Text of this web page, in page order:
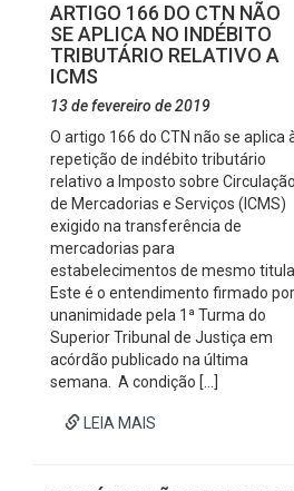
ARTIGO 166 DO CTN NÃO
SE APLICA NO INDÉBITO
TRIBUTÁRIO RELATIVO A
ICMS
13 de fevereiro de 2019
O artigo 166 do CTN não se aplica
repetição de indébito tributário
relativo a Imposto sobre Circulação
de Mercadorias e Serviços (ICMS)
exigido na transferência de
mercadorias para
estabelecimentos de mesmo
Este é o entendimento firmado por
unanimidade pela 1ª Turma do
Superior Tribunal de Justiça em
acórdão publicado na última
semana. A condição […]
LEIA MAIS